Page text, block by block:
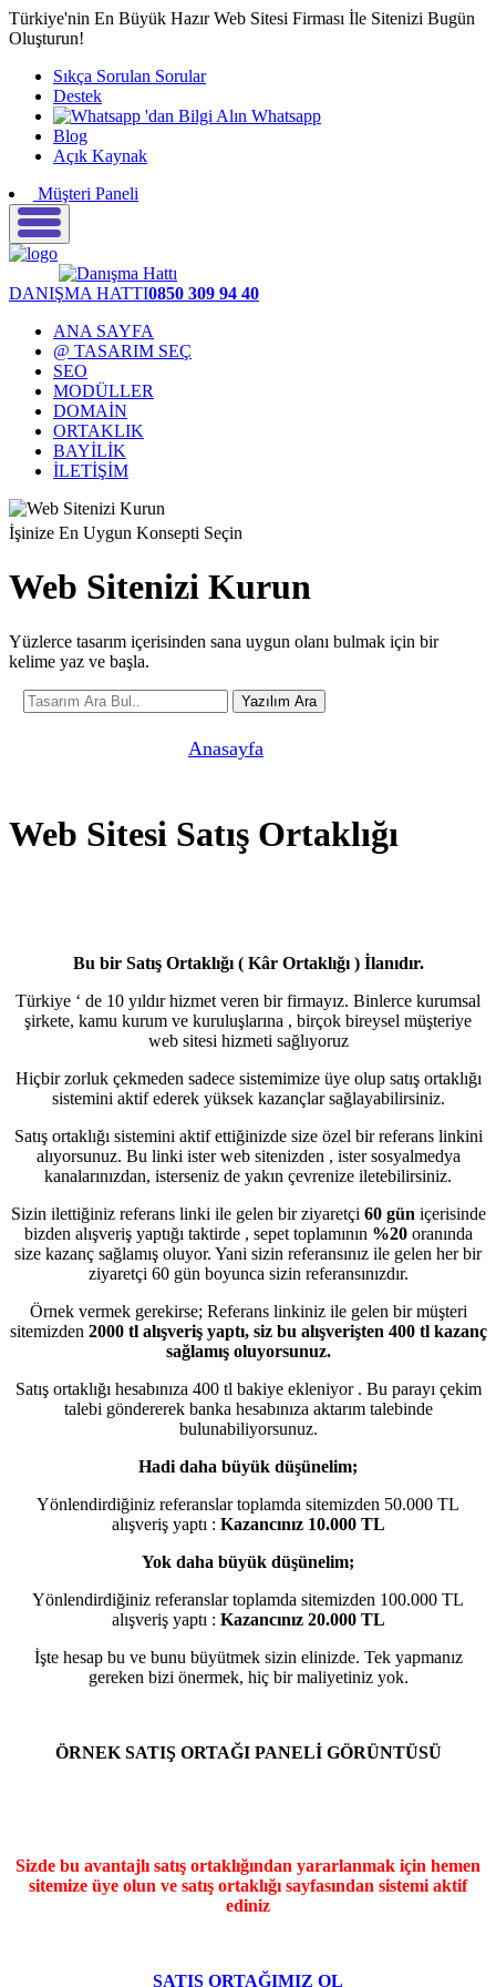
Türkiye'nin En Büyük Hazır Web Sitesi Firması İle Sitenizi Bugün
Oluşturun!
Sıkça Sorulan Sorular
Destek
Whatsapp
Blog
Açık Kaynak
Müşteri Paneli
DANIŞMA HATTI0850 309 94 40
ANA SAYFA
@ TASARIM SEÇ
SEO
MODÜLLER
DOMAİN
ORTAKLIK
BAYİLİK
İLETİŞİM
İşinize En Uygun Konsepti Seçin
Web Sitenizi Kurun
Yüzlerce tasarım içerisinden sana uygun olanı bulmak için bir
kelime yaz ve başla.
Yazılım Ara
Anasayfa
Web Sitesi Satış Ortaklığı
Bu bir Satış Ortaklığı ( Kâr Ortaklığı ) İlanıdır.
Türkiye ‘ de 10 yıldır hizmet veren bir firmayız. Binlerce kurumsal
şirkete, kamu kurum ve kuruluşlarına , birçok bireysel müşteriye
web sitesi hizmeti sağlıyoruz
Hiçbir zorluk çekmeden sadece sistemimize üye olup satış ortaklığı
sistemini aktif ederek yüksek kazançlar sağlayabilirsiniz.
Satış ortaklığı sistemini aktif ettiğinizde size özel bir referans linkini
alıyorsunuz. Bu linki ister web sitenizden , ister sosyalmedya
kanalarınızdan, isterseniz de yakın çevrenize iletebilirsiniz.
Sizin ilettiğiniz referans linki ile gelen bir ziyaretçi 60 gün içerisinde
bizden alışveriş yaptığı taktirde , sepet toplamının %20oranında
size kazanç sağlamış oluyor. Yani sizin referansınız ile gelen her bir
ziyaretçi 60 gün boyunca sizin referansınızdır.
Örnek vermek gerekirse; Referans linkiniz ile gelen bir müşteri
sitemizden 2000 tl alışveriş yaptı, siz bu alışverişten 400 tl kazanç
sağlamış oluyorsunuz.
Satış ortaklığı hesabınıza 400 tl bakiye ekleniyor . Bu parayı çekim
talebi göndererek banka hesabınıza aktarım talebinde
bulunabiliyorsunuz.
Hadi daha büyük düşünelim;
Yönlendirdiğiniz referanslar toplamda sitemizden 50.000 TL
alışveriş yaptı : Kazancınız 10.000 TL
Yok daha büyük düşünelim;
Yönlendirdiğiniz referanslar toplamda sitemizden 100.000 TL
alışveriş yaptı : Kazancınız 20.000 TL
İşte hesap bu ve bunu büyütmek sizin elinizde. Tek yapmanız
gereken bizi önermek, hiç bir maliyetiniz yok.
ÖRNEK SATIŞ ORTAĞI PANELİ GÖRÜNTÜSÜ
Sizde bu avantajlı satış ortaklığından yararlanmak için hemen
sitemize üye olun ve satış ortaklığı sayfasından sistemi aktif
ediniz
SATIŞ ORTAĞIMIZ OL